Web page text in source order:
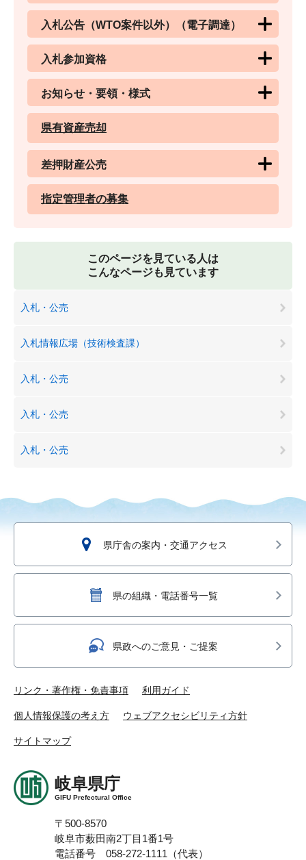
入札公告（WTO案件以外）（電子調達）
入札参加資格
お知らせ・要領・様式
県有資産売却
差押財産公売
指定管理者の募集
このページを見ている人は
こんなページも見ています
入札・公売
入札情報広場（技術検査課）
入札・公売
入札・公売
入札・公売
県庁舎の案内・交通アクセス
県の組織・電話番号一覧
県政へのご意見・ご提案
リンク・著作権・免責事項 利用ガイド
個人情報保護の考え方 ウェブアクセシビリティ方針
サイトマップ
岐阜県庁
GIFU Prefectural Office
〒500-8570
岐阜市薮田南2丁目1番1号
電話番号 058-272-1111（代表）